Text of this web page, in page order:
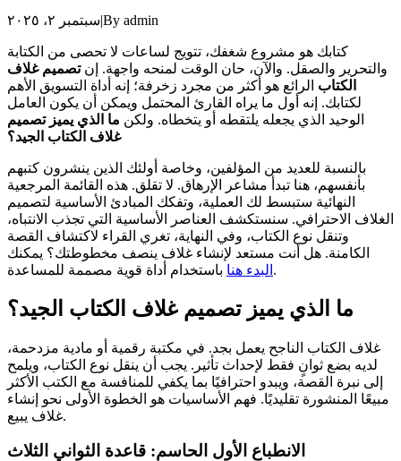
سبتمبر ٢، ٢٠٢٥|By admin
كتابك هو مشروع شغفك، تتويج لساعات لا تحصى من الكتابة
والتحرير والصقل. والآن، حان الوقت لمنحه واجهة. إنتصميم غلاف
الكتاب الرائع هو أكثر من مجرد زخرفة؛ إنه أداة التسويق الأهم
لكتابك. إنه أول ما يراه القارئ المحتمل ويمكن أن يكون العامل
الوحيد الذي يجعله يلتقطه أو يتخطاه. ولكن ما الذي يميز تصميم
غلاف الكتاب الجيد؟
بالنسبة للعديد من المؤلفين، وخاصة أولئك الذين ينشرون كتبهم
بأنفسهم، هنا تبدأ مشاعر الإرهاق. لا تقلق. هذه القائمة المرجعية
النهائية ستبسط لك العملية، وتفكك المبادئ الأساسية لتصميم
الغلاف الاحترافي. سنستكشف العناصر الأساسية التي تجذب الانتباه،
وتنقل نوع الكتاب، وفي النهاية، تغري القراء لاكتشاف القصة
الكامنة. هل أنت مستعد لإنشاء غلاف ينصف مخطوطتك؟ يمكنك
البدء هنا باستخدام أداة قوية مصممة للمساعدة.
ما الذي يميز تصميم غلاف الكتاب الجيد؟
غلاف الكتاب الناجح يعمل بجد. في مكتبة رقمية أو مادية مزدحمة،
لديه بضع ثوانٍ فقط لإحداث تأثير. يجب أن ينقل نوع الكتاب، ويلمح
إلى نبرة القصة، ويبدو احترافيًا بما يكفي للمنافسة مع الكتب الأكثر
مبيعًا المنشورة تقليديًا. فهم الأساسيات هو الخطوة الأولى نحو إنشاء
غلاف يبيع.
الانطباع الأول الحاسم: قاعدة الثواني الثلاث